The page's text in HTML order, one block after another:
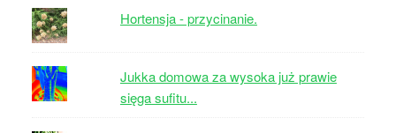
Hortensja - przycinanie.
Jukka domowa za wysoka już prawie
sięga sufitu...